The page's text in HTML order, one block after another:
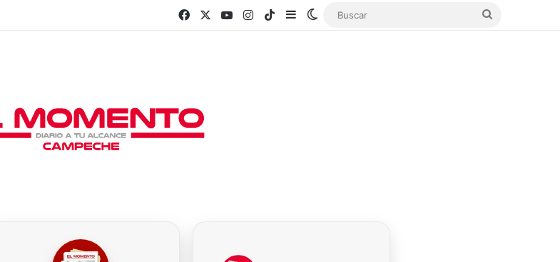
FacebookYouTubeInstagram
TikTokSidebarSwitch skin Buscar